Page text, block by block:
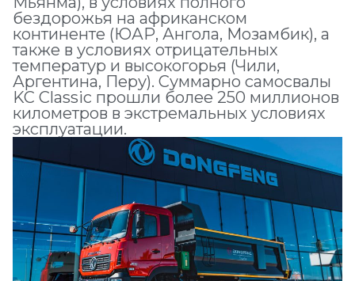
бездорожья на африканском
континенте (ЮАР, Ангола, Мозамбик), а
также в условиях отрицательных
температур и высокогорья (Чили,
Аргентина, Перу). Суммарно самосвалы
KC Classic прошли более 250 миллионов
километров в экстремальных условиях
эксплуатации.